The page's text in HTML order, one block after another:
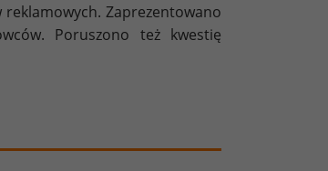
Zaprezentowano
Poruszono też kwestię